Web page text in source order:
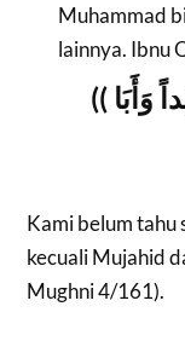
Muhammad
lainnya. Ibnu
(( وَأَبَا
Kami belum tahu
kecuali Mujahid
Mughni 4/161).